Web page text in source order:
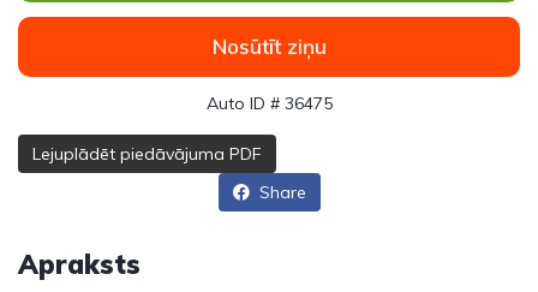
Nosūtīt ziņu
Auto ID # 36475
Lejuplādēt piedāvājuma PDF
Share
Apraksts